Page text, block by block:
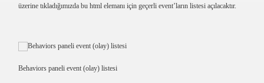
üzerine tıkladığımızda bu html elemanı için geçerli event’ların listesi açılacaktır.
Behaviors paneli event (olay) listesi